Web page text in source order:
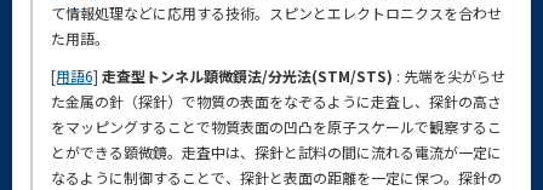
て情報処理などに応用する技術。スピンとエレクトロニクスを合わせ
た用語。
[用語6] 走査型トンネル顕微鏡法/分光法(STM/STS) : 先端を尖がらせ
た金属の針（探針）で物質の表面をなぞるように走査し、探針の高さ
をマッピングすることで物質表面の凹凸を原子スケールで観察するこ
とができる顕微鏡。走査中は、探針と試料の間に流れる電流が一定に
なるように制御することで、探針と表面の距離を一定に保つ。探針の